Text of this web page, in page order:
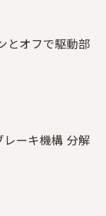
とオフで駆動部